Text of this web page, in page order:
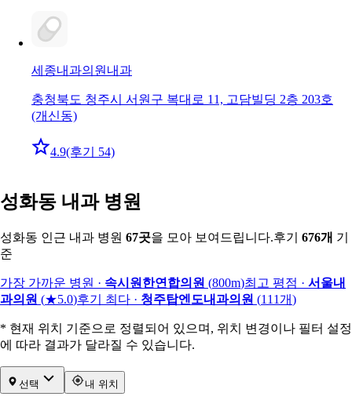
세종내과의원 내과
충청북도 청주시 서원구 복대로 11, 고담빌딩 2층 203호
(개신동)
4.9(후기 54)
성화동 내과 병원
성화동 인근 내과 병원 67곳을 모아 보여드립니다.후기 676개 기
준
가장 가까운 병원 · 속시원한연합의원 (800m)최고 평점 · 서울내
과의원 (★5.0)후기 최다 · 청주탑엔도내과의원 (111개)
* 현재 위치 기준으로 정렬되어 있으며, 위치 변경이나 필터 설정
에 따라 결과가 달라질 수 있습니다.
선택 내 위치